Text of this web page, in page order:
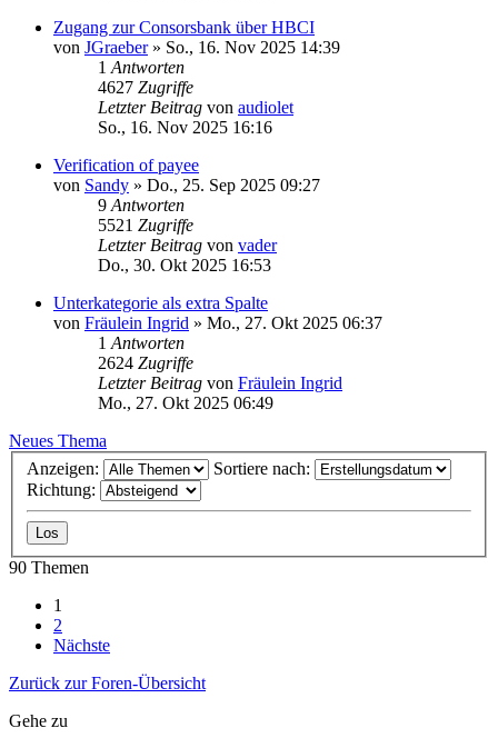
Zugang zur Consorsbank über HBCI
von JGraeber» So., 16. Nov 2025 14:39
1 Antworten
4627 Zugriffe
Letzter Beitrag von audiolet
So., 16. Nov 2025 16:16
Verification of payee
von Sandy » Do., 25. Sep 2025 09:27
9 Antworten
5521 Zugriffe
Letzter Beitrag von vader
Do., 30. Okt 2025 16:53
Unterkategorie als extra Spalte
von Fräulein Ingrid » Mo., 27. Okt 2025 06:37
1 Antworten
2624 Zugriffe
Letzter Beitrag von Fräulein Ingrid
Mo., 27. Okt 2025 06:49
Neues Thema
Anzeigen:
Sortiere nach:
Richtung:
90 Themen
1
2
Nächste
Zurück zur Foren-Übersicht
Gehe zu